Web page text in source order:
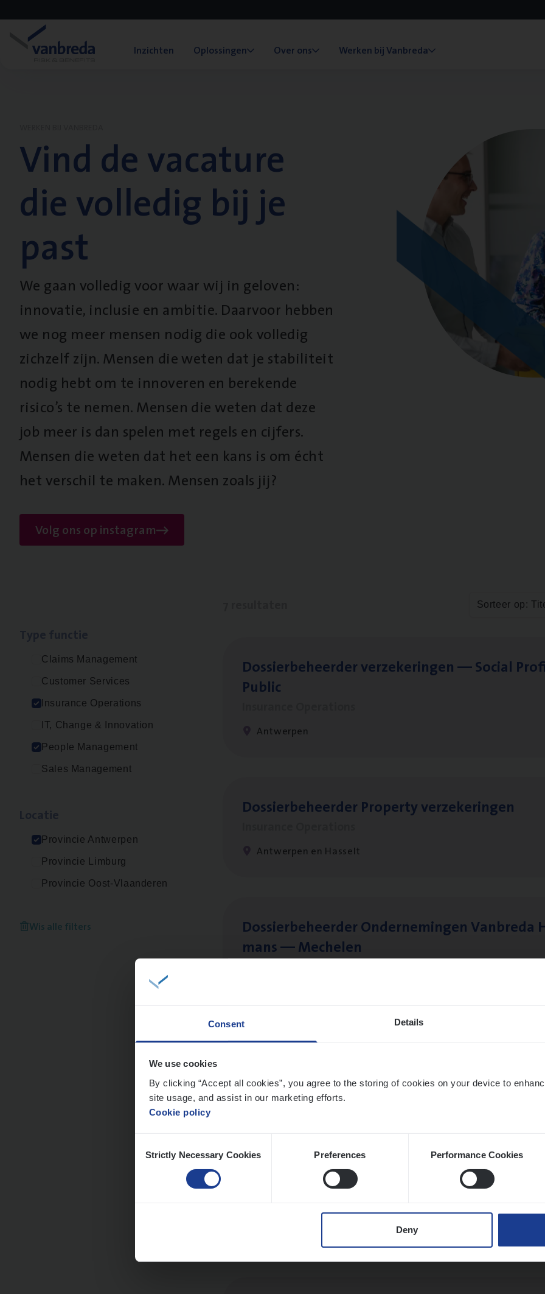
Consent Details
We use cookies
By clicking “Accept all cookies”, you agree to the storing of cookies on your device to
site usage, and assist in our marketing efforts.
Cookie policy
Selection
Strictly Necessary Cookies Preferences Performance Cookies
Deny
Inzichten Oplossingen Over ons Werken bij Vanbreda
Vind de vacature
die volledig bij je
past
We gaan volledig voor waar wij in geloven:
innovatie, inclusie en ambitie. Daarvoor hebben
we nog meer mensen nodig die ook volledig
zichzelf zijn. Mensen die weten dat je stabiliteit
nodig hebt om te innoveren en berekende
risico’s te nemen. Mensen die weten dat deze
job meer is dan spelen met regels en cijfers.
Mensen die weten dat het een kans is om écht
het verschil te maken. Mensen zoals jij?
Volg ons op instagram
Claims Management
Customer Services
Insurance Operations
IT, Change & Innovation
People Management
Sales Management
Provincie Antwerpen
Provincie Limburg
Provincie Oost-Vlaanderen
Wis alle filters
Sorteer op:
Dos­sier­be­heer­der ver­ze­ke­rin­gen — Soci­al
Public
Antwerpen
Dos­sier­be­heer­der Pro­per­ty verzekeringen
Antwerpen en Hasselt
Dos­sier­be­heer­der Onder­ne­min­gen Van­b­re­da
mans — Mechelen
Insurance Operations
Client Exe­cu­ti­ve Marine